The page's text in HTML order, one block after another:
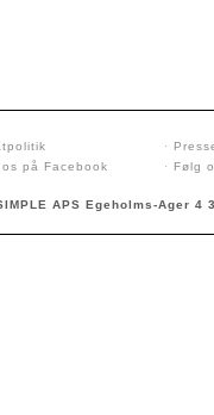
·
os på Facebook · Følg
APS Egeholms-Ager